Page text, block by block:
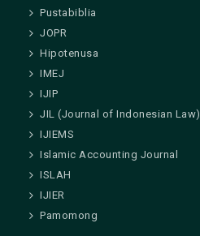
Pustabiblia
JOPR
Hipotenusa
IMEJ
IJIP
JIL (Journal of Indonesian Law)
IJIEMS
Islamic Accounting Journal
ISLAH
IJIER
Pamomong